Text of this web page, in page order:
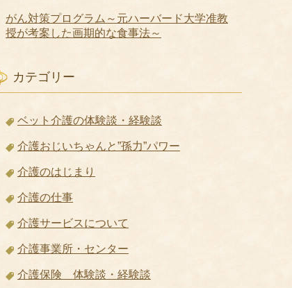
がん対策プログラム～元ハーバード大学准教
授が考案した画期的な食事法～
カテゴリー
ベット介護の体験談・経験談
介護おじいちゃんと”孫力”パワー
介護のはじまり
介護の仕事
介護サービスについて
介護事業所・センター
介護保険 体験談・経験談